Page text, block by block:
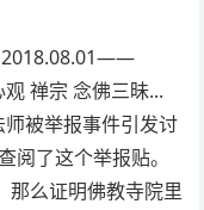
2018.08.01——
禅宗 念佛三昧...
被举报事件引发讨
了这个举报贴。
那么证明佛教寺院里